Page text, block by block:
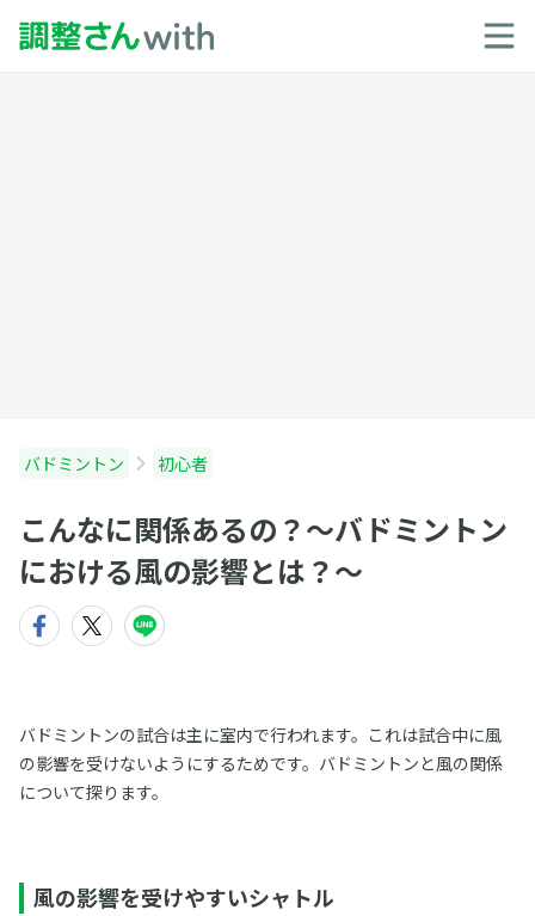
バドミントン 初心者
こんなに関係あるの？〜バドミントン
における風の影響とは？〜
バドミントンの試合は主に室内で行われます。これは試合中に風
の影響を受けないようにするためです。バドミントンと風の関係
について探ります。
風の影響を受けやすいシャトル